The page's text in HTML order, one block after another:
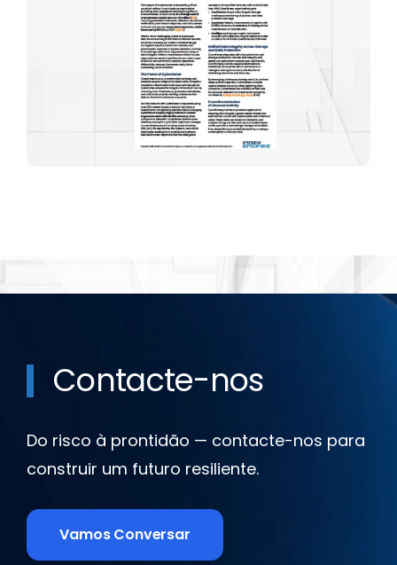
Contacte-nos
Do risco à prontidão — contacte-nos para
construir um futuro resiliente.
Vamos Conversar